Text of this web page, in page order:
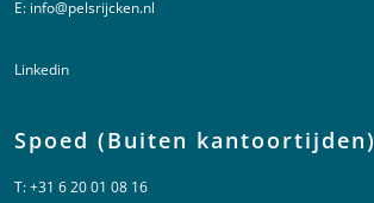
E: info@pelsrijcken.nl
Linkedin
Spoed (Buiten kantoortijden)
T:+31 6 20 01 08 16